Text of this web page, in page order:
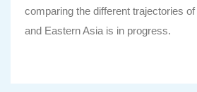
comparing the different trajectories
and Eastern Asia is in progress.